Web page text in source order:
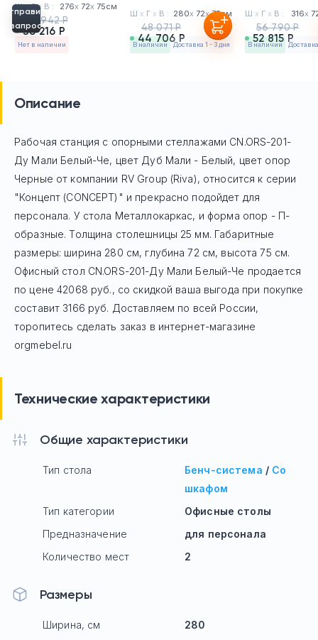
ШхГх В : 276х 72х 75см
36 216 Р
38 942 Р
Нет в наличии
Отправить
запрос
Ш х Г х В : 280х 72х75см
44 706 Р
48 071 Р
в наличии Доставка 1 - 3 дня
Ш х Г х В : 316х
52 815 Р
56 790 Р
в наличии
Описание
Рабочая станция с опорными стеллажами CN.ORS-201-
Ду Мали Белый-Че, цвет Дуб Мали - Белый, цвет опор
Черные от компании RV Group (Riva), относится к серии
"Концепт (CONCEPT)" и прекрасно подойдет для
персонала. У стола Mеталлокаркас, и форма опор - П-
образные. Толщина столешницы 25 мм. Габаритные
размеры: ширина 280 см, глубина 72 см, высота 75 см.
Офисный стол CN.ORS-201-Ду Мали Белый-Че продается
по цене42068 руб., со скидкой ваша выгода при покупке
составит 3166 руб. Доставляем по всей России,
торопитесь сделать заказ в интернет-магазине
orgmebel.ru
Технические характеристики
Общие характеристики
Тип стола Бенч-система / Со
шкафом
Тип категории
Офисные столы
Предназначение
для персонала
Количество мест
2
Размеры
Ширина, см 280